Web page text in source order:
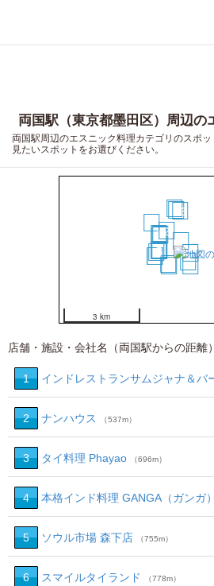
両国駅（東京都墨田区）周辺の
両国駅周辺のエスニック料理カテゴリのスポッ
見たいスポットをお選びください。
1
2
3
4
5
6
7
8
9
10
11
12
13
14
15
16
17
18
20
3 km
店舗・施設・会社名（両国駅からの距離）
1 インドレストランサムジャナ＆バ
2 ナンハウス （537m）
3 タイ料理 Phayao （696m）
4 本格インド料理 GANGA（ガンガ）
5 ソウル市場 森下店 （755m）
6 スマイルタイランド （778m）